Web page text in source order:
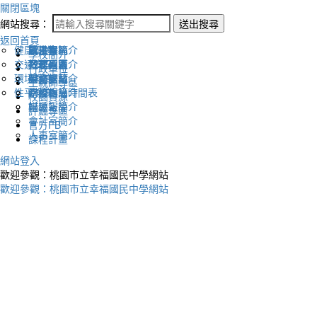
關閉區塊
網站搜尋：
送出搜尋
返回首頁
學校簡介
認識幸福
地理位置
英文網站
幸福相簿
媒體報導
行政單位
校長室簡介
教務處簡介
學務處簡介
總務處簡介
輔導室簡介
會計室簡介
人事室簡介
生親師專區
新生專區
升學專區
圖書館藏
學校作息時間表
校園資源
電子報
下載列表
評鑑專區
健康促進
交通安全
環境教育
性平教育
官方FB
課程計畫
網站登入
歡迎參觀：桃園市立幸福國民中學網站
歡迎參觀：桃園市立幸福國民中學網站